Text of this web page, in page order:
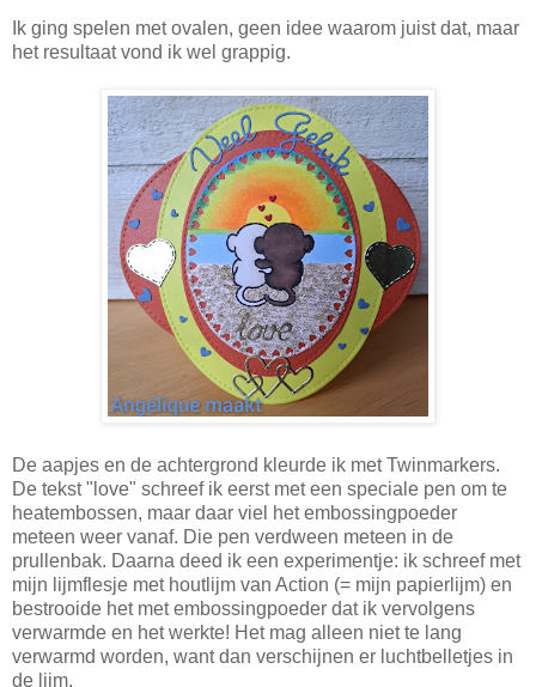
Ik ging spelen met ovalen, geen idee waarom juist dat, maar
het resultaat vond ik wel grappig.
De aapjes en de achtergrond kleurde ik met Twinmarkers.
De tekst "love" schreef ik eerst met een speciale pen om te
heatembossen, maar daar viel het embossingpoeder
meteen weer vanaf. Die pen verdween meteen in de
prullenbak. Daarna deed ik een experimentje: ik schreef met
mijn lijmflesje met houtlijm van Action (= mijn papierlijm) en
bestrooide het met embossingpoeder dat ik vervolgens
verwarmde en het werkte! Het mag alleen niet te lang
verwarmd worden, want dan verschijnen er luchtbelletjes in
de lijm.